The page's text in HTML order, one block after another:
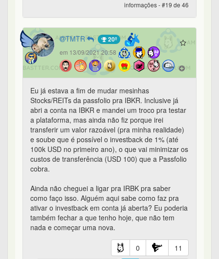
informações - #19 de 46
TMTR 20º
em 13/09/2021 20:58
Eu já estava a fim de mudar mesinhas
Stocks/REITs da passfolio pra IBKR. Inclusive já
abri a conta na IBKR e mandei um troco pra testar
a plataforma, mas ainda não fiz porque irei
transferir um valor razoável (pra minha realidade)
e soube que é possível o investback de 1% (até
100k USD no primeiro ano), o que vai minimizar os
custos de transferência (USD 100) que a Passfolio
cobra.
Ainda não cheguei a ligar pra IRBK pra saber
como faço isso. Alguém aqui sabe como faz pra
ativar o investback em conta já aberta? Eu poderia
também fechar a que tenho hoje, que não tem
nada e começar uma nova.
0
11